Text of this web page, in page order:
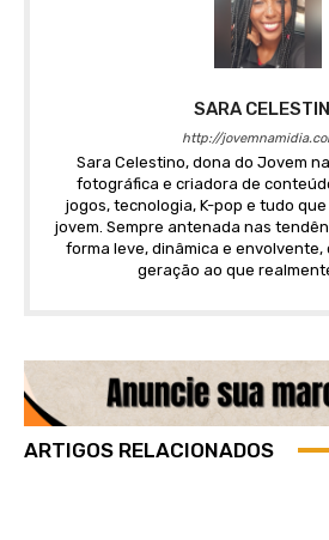
SARA
http://
Sara Celestino, dona do Jovem
fotográfica e criadora de
jogos, tecnologia, K-pop e tudo
jovem. Sempre antenada nas
forma leve, dinâmica e
geração ao que
ARTIGOS RELACIONADOS